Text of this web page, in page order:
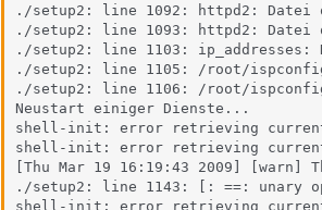
./setup2: line 1092: httpd2: Datei
./setup2: line 1093: httpd2: Datei
./setup2: line 1103: ip_addresses:
./setup2: line 1105: /root/
./setup2: line 1106: /root/
Neustart einiger Dienste...
shell-init: error retrieving current
shell-init: error retrieving current
[Thu Mar 19 16:19:43 2009]
./setup2: line 1143: [: ==: unary
shell-init: error retrieving current